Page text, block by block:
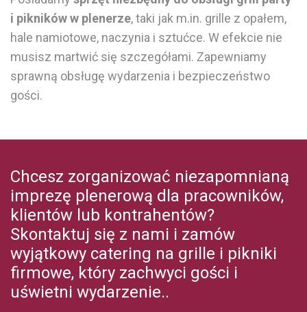
i pikników w plenerze, taki jak m.in. grille z opałem,
hale namiotowe, naczynia i sztućce. W efekcie nie
musisz martwić się szczegółami. Zapewniamy
sprawną obsługę wydarzenia i bezpieczeństwo
gości.
Chcesz zorganizować niezapomnianą
imprezę plenerową dla pracowników,
klientów lub kontrahentów?
Skontaktuj się z nami i zamów
wyjątkowy catering na grille i pikniki
firmowe, który zachwyci gości i
uświetni wydarzenie..